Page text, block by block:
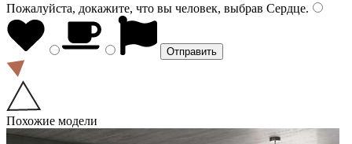
Пожалуйста, докажите, что вы человек, выбрав Сердце.
Похожие модели